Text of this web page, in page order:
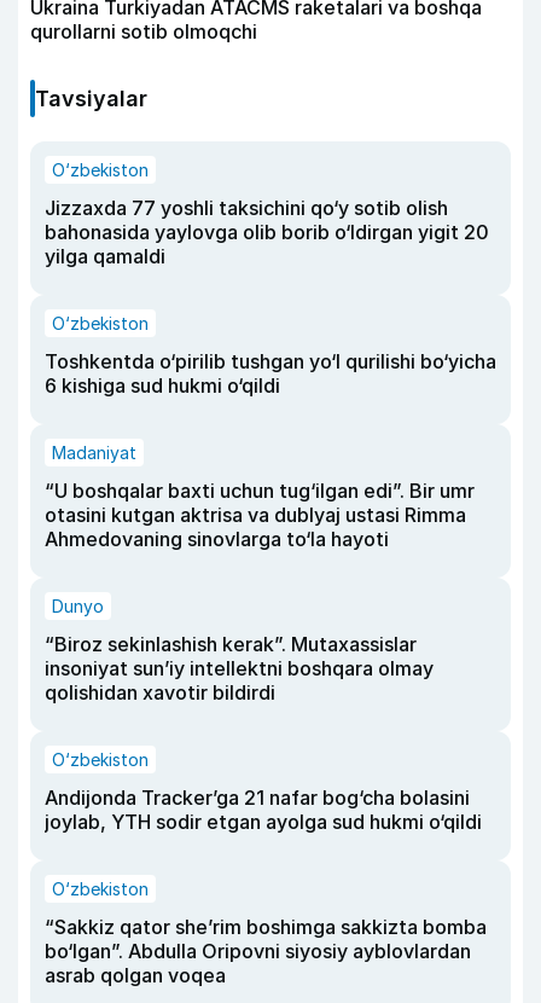
Ukraina Turkiyadan ATACMS raketalari va boshqa
qurollarni sotib olmoqchi
Tavsiyalar
O‘zbekiston
Jizzaxda 77 yoshli taksichini qo‘y sotib olish
bahonasida yaylovga olib borib o‘ldirgan yigit 20
yilga qamaldi
O‘zbekiston
Toshkentda o‘pirilib tushgan yo‘l qurilishi bo‘yicha
6 kishiga sud hukmi o‘qildi
Madaniyat
“U boshqalar baxti uchun tug‘ilgan edi”. Bir umr
otasini kutgan aktrisa va dublyaj ustasi Rimma
Ahmedovaning sinovlarga to‘la hayoti
Dunyo
“Biroz sekinlashish kerak”. Mutaxassislar
insoniyat sun’iy intellektni boshqara olmay
qolishidan xavotir bildirdi
O‘zbekiston
Andijonda Tracker’ga 21 nafar bog‘cha bolasini
joylab, YTH sodir etgan ayolga sud hukmi o‘qildi
O‘zbekiston
“Sakkiz qator she’rim boshimga sakkizta bomba
bo‘lgan”. Abdulla Oripovni siyosiy ayblovlardan
asrab qolgan voqea